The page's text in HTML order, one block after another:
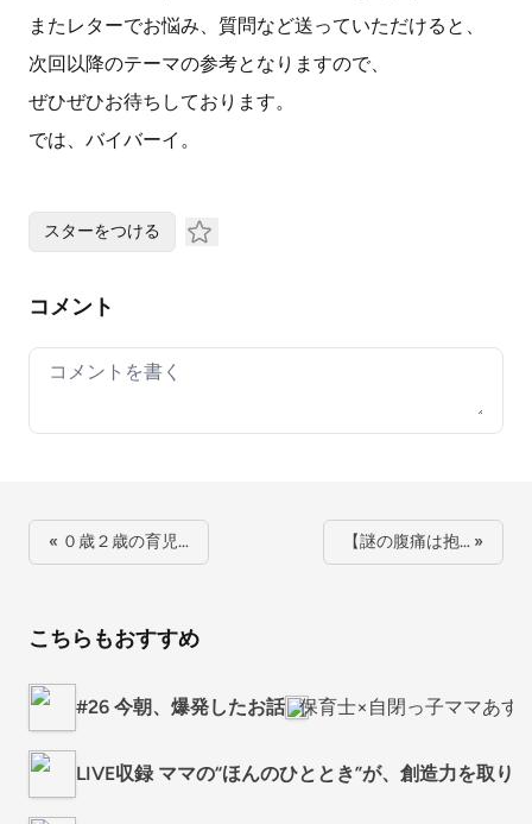
またレターでお悩み、質問など送っていただけると、
次回以降のテーマの参考となりますので、
ぜひぜひお待ちしております。
では、バイバーイ。
スターをつける
コメント
Your comment
« ０歳２歳の育児… 【謎の腹痛は抱… »
こちらもおすすめ
#26 今朝、爆発したお話 保育士×自閉っ子ママあす
LIVE収録 ママの“ほんのひととき”が、創造力を取り